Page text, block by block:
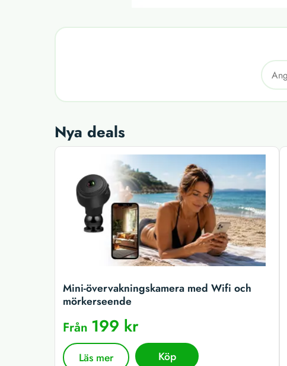
Nya deals
Mini-övervakningskamera med Wifi och
mörkerseende
Från 199 kr
Läs mer Köp